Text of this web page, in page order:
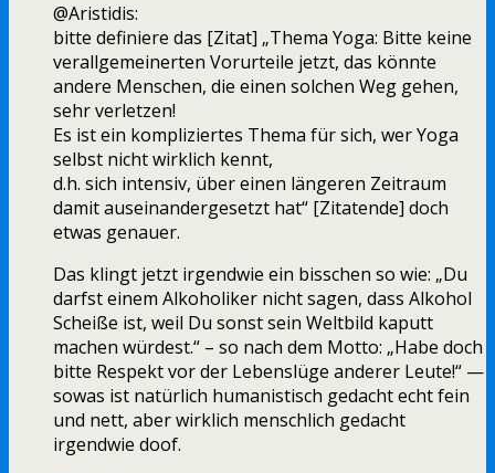
@Aristidis:
bitte definiere das [Zitat] „Thema Yoga: Bitte keine
verallgemeinerten Vorurteile jetzt, das könnte
andere Menschen, die einen solchen Weg gehen,
sehr verletzen!
Es ist ein kompliziertes Thema für sich, wer Yoga
selbst nicht wirklich kennt,
d.h. sich intensiv, über einen längeren Zeitraum
damit auseinandergesetzt hat“ [Zitatende] doch
etwas genauer.
Das klingt jetzt irgendwie ein bisschen so wie: „Du
darfst einem Alkoholiker nicht sagen, dass Alkohol
Scheiße ist, weil Du sonst sein Weltbild kaputt
machen würdest.“ – so nach dem Motto: „Habe doch
bitte Respekt vor der Lebenslüge anderer Leute!“ —
sowas ist natürlich humanistisch gedacht echt fein
und nett, aber wirklich menschlich gedacht
irgendwie doof.